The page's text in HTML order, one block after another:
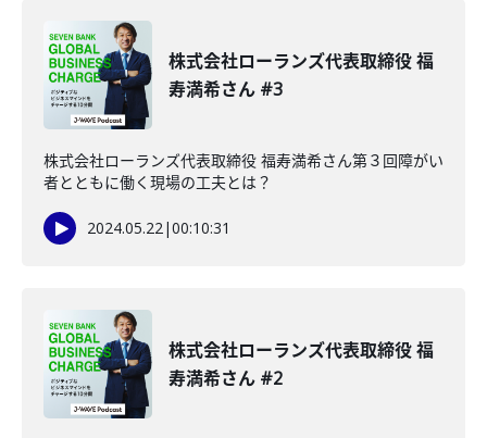
株式会社ローランズ代表取締役 福
寿満希さん #3
株式会社ローランズ代表取締役 福寿満希さん第３回障がい
者とともに働く現場の工夫とは？
2024.05.22|00:10:31
株式会社ローランズ代表取締役 福
寿満希さん #2